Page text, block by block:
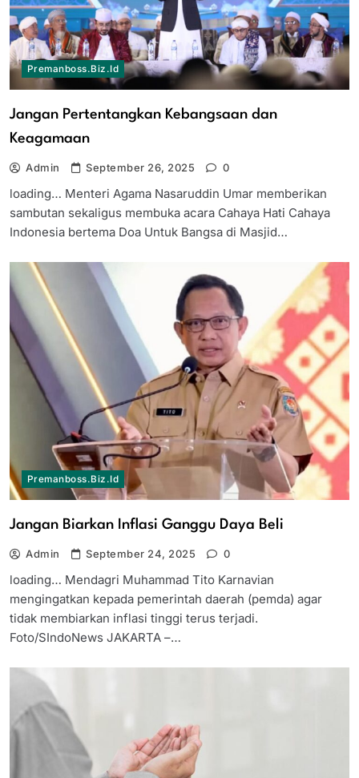
Premanboss.biz.id
Jangan Pertentangkan Kebangsaan dan
Keagamaan
Admin September 26, 2025 0
loading… Menteri Agama Nasaruddin Umar memberikan
sambutan sekaligus membuka acara Cahaya Hati Cahaya
Indonesia bertema Doa Untuk Bangsa di Masjid…
Premanboss.biz.id
Jangan Biarkan Inflasi Ganggu Daya Beli
Admin September 24, 2025 0
loading… Mendagri Muhammad Tito Karnavian
mengingatkan kepada pemerintah daerah (pemda) agar
tidak membiarkan inflasi tinggi terus terjadi.
Foto/SIndoNews JAKARTA –…